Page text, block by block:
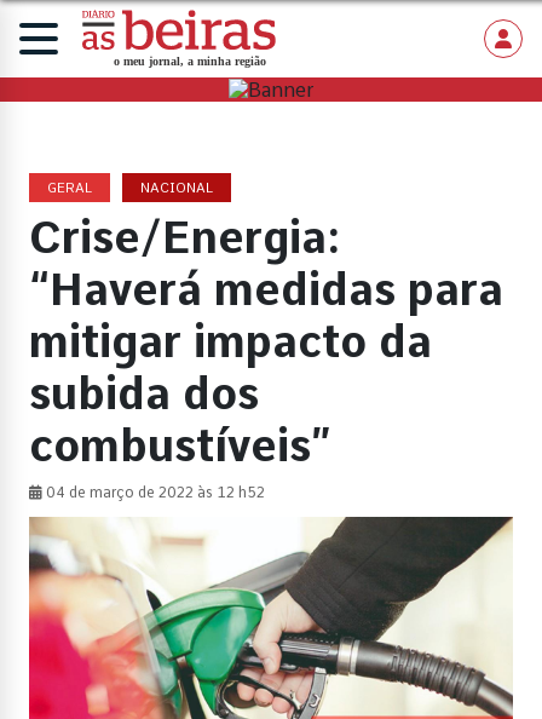
GERAL NACIONAL
Crise/Energia:
“Haverá medidas para
mitigar impacto da
subida dos
combustíveis”
04 de março de 2022 às 12 h52